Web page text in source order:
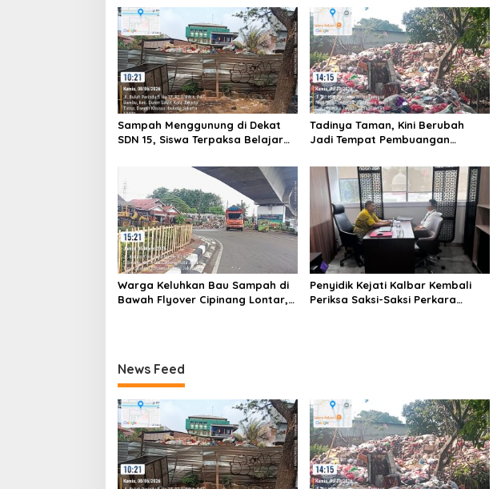
Sampah Menggunung di Dekat
SDN 15, Siswa Terpaksa Belajar
Tadinya Taman, Kini Berubah
Jadi Tempat Pembuangan
Warga Keluhkan Bau Sampah di
Bawah Flyover Cipinang Lontar,
Penyidik Kejati Kalbar Kembali
Periksa Saksi-Saksi Perkara
News Feed